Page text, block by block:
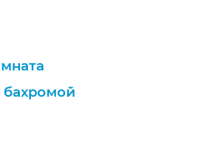
бахромой